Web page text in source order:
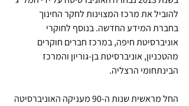
להוביל את מרכז המצוינות לחקר החינוך
בחברת המידע החדשה. בנוסף לחוקרי
אוניברסיטת חיפה, במרכז חברים חוקרים
מהטכניון, אוניברסיטת בן-גוריון והמרכז
הבינתחומי הרצליה.
החל מראשית שנות ה-90 מעניקה האוניברסיטה